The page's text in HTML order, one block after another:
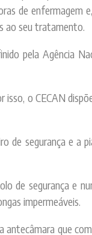
de enfermagem
ao seu tratamento.
pela Agência
o CECAN
de segurança e a
de segurança e
impermeáveis.
que